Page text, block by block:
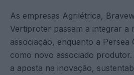
As empresas Agrilétrica,
Vertiproter passam a integrar a
associação, enquanto a Persea
como novo associado
a aposta na inovação,